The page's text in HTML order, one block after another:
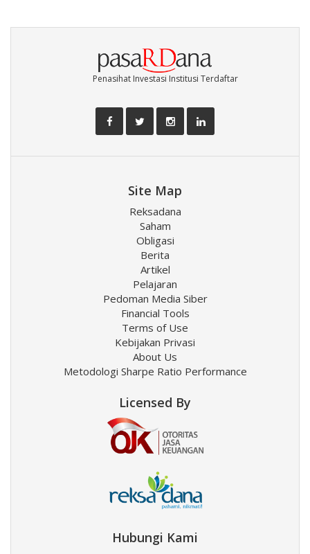
Penasihat Investasi Institusi Terdaftar
Site Map
Reksadana
Saham
Obligasi
Berita
Artikel
Pelajaran
Pedoman Media Siber
Financial Tools
Terms of Use
Kebijakan Privasi
About Us
Metodologi Sharpe Ratio Performance
Licensed By
Hubungi Kami